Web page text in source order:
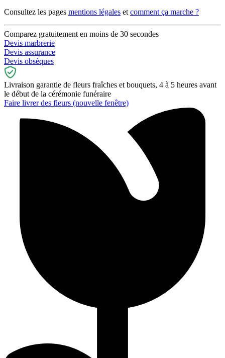
Consultez les pages mentions légales et comment ça marche ?
Comparez gratuitement en moins de 30 secondes
Devis marbrerie
Devis assurance
Devis obsèques
Livraison garantie de fleurs fraîches et bouquets, 4 à 5 heures avant
le début de la cérémonie funéraire
Faire livrer des fleurs (nouvelle fenêtre)